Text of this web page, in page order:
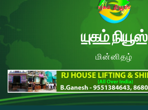
யுகம் நியூஸ்
மின்னிதழ்